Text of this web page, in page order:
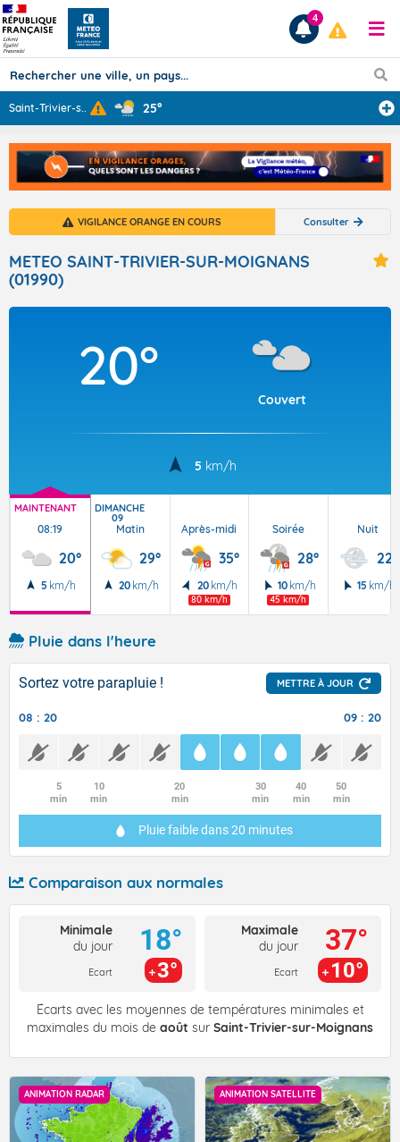
Prévisions
TOUS LES RÉSULTATS
Articles
4
Saint-Trivier-s... 25°
VIGILANCE ORANGE EN COURS Consulter
METEO SAINT-TRIVIER-SUR-MOIGNANS
(01990)
20°
Couvert
5 km/h
MAINTENANT
08:19
20°
5 km/h
DIMANCHE
09
Matin
29°
20 km/h
Après-midi
35°
20 km/h
80 km/h
Soirée
28°
10 km/h
45 km/h
Nuit
22°
15 km/h
Pluie dans l'heure
Sortez votre parapluie ! METTRE À JOUR
08 : 20 09 : 20
5
min
10
min
20
min
30
min
40
min
50
min
Pluie faibledans 20 minutes
Comparaison aux normales
Minimale
du jour
Ecart
18°
3°
Maximale
du jour
Ecart
37°
10°
Écarts avec les moyennes de températures minimales et
maximales du mois de août sur Saint-Trivier-sur-Moignans
ANIMATION RADAR ANIMATION SATELLITE